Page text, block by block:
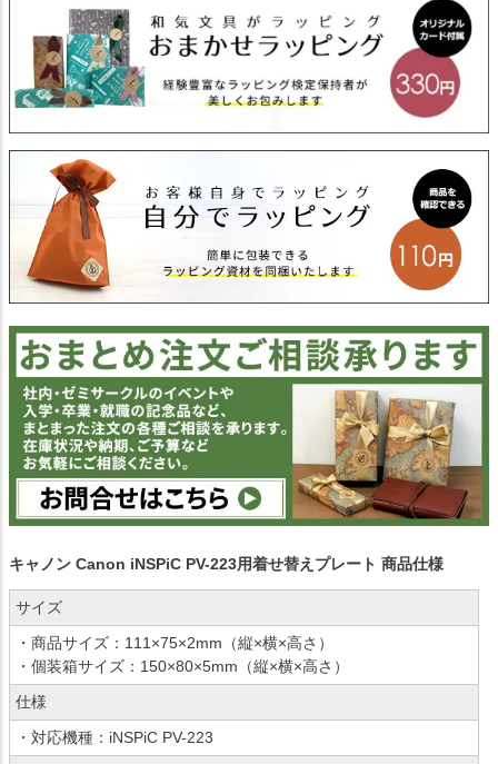
キャノン Canon iNSPiC PV-223用着せ替えプレート 商品仕様
サイズ
・商品サイズ：111×75×2mm（縦×横×高さ）
・個装箱サイズ：150×80×5mm（縦×横×高さ）
仕様
・対応機種：iNSPiC PV-223